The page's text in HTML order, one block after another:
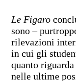
Le Figaro
sono –
rilevazioni
in cui gli
quanto
nelle ultime